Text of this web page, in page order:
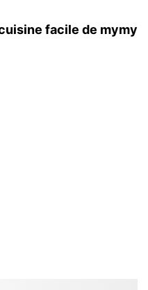
facile de mymy